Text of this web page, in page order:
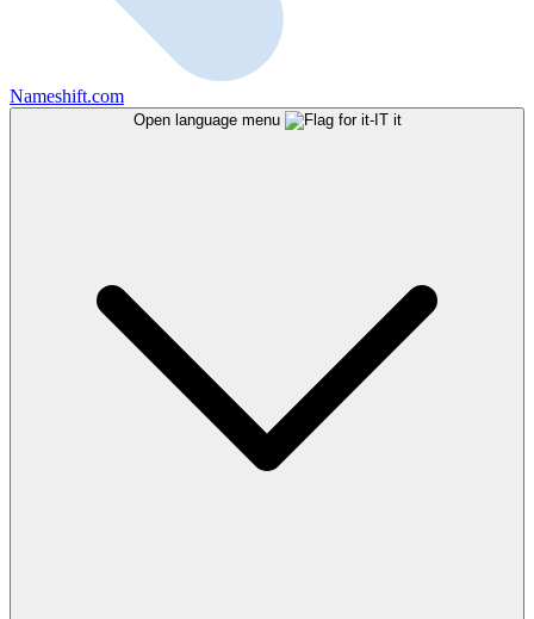
Nameshift.com
Open language menu it